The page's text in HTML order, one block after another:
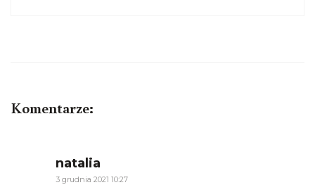
Komentarze:
natalia
3 grudnia 2021 10:27